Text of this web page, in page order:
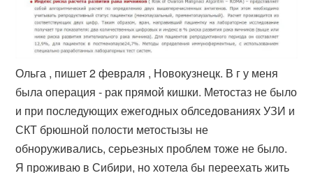
Ольга , пишет 2 февраля , Новокузнецк. В г у меня
была операция - рак прямой кишки. Метостаз не было
и при последующих ежегодных облседованиях УЗИ и
СКТ брюшной полости метостызы не
обноруживались, серьезных проблем тоже не было.
Я проживаю в Сибири, но хотела бы переехать жить